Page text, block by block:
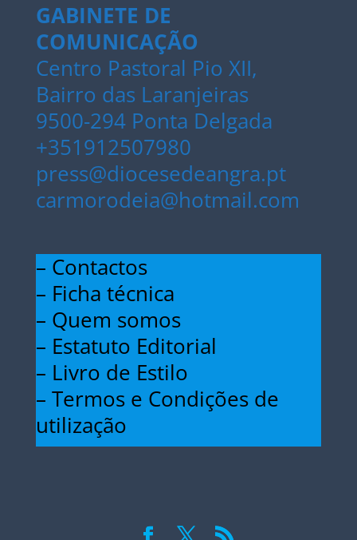
GABINETE DE
COMUNICAÇÃO
Centro Pastoral Pio XII,
Bairro das Laranjeiras
9500-294 Ponta Delgada
+351912507980
press@diocesedeangra.pt
carmorodeia@hotmail.com
– Contactos
– Ficha técnica
– Quem somos
– Estatuto Editorial
– Livro de Estilo
– Termos e Condições de
utilização